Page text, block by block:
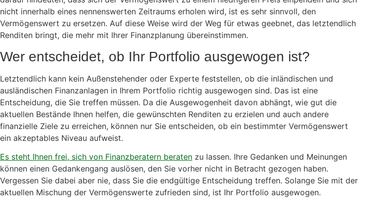
nicht innerhalb eines nennenswerten Zeitraums erholen wird, ist es sehr sinnvoll, den
Vermögenswert zu ersetzen. Auf diese Weise wird der Weg für etwas geebnet, das letztendlich
Renditen bringt, die mehr mit Ihrer Finanzplanung übereinstimmen.
Wer entscheidet, ob Ihr Portfolio ausgewogen ist?
Letztendlich kann kein Außenstehender oder Experte feststellen, ob die inländischen und
ausländischen Finanzanlagen in Ihrem Portfolio richtig ausgewogen sind. Das ist eine
Entscheidung, die Sie treffen müssen. Da die Ausgewogenheit davon abhängt, wie gut die
aktuellen Bestände Ihnen helfen, die gewünschten Renditen zu erzielen und auch andere
finanzielle Ziele zu erreichen, können nur Sie entscheiden, ob ein bestimmter Vermögenswert
ein akzeptables Niveau aufweist.
Es steht Ihnen frei, sich von Finanzberatern beraten zu lassen. Ihre Gedanken und Meinungen
können einen Gedankengang auslösen, den Sie vorher nicht in Betracht gezogen haben.
Vergessen Sie dabei aber nie, dass Sie die endgültige Entscheidung treffen. Solange Sie mit der
aktuellen Mischung der Vermögenswerte zufrieden sind, ist Ihr Portfolio ausgewogen.